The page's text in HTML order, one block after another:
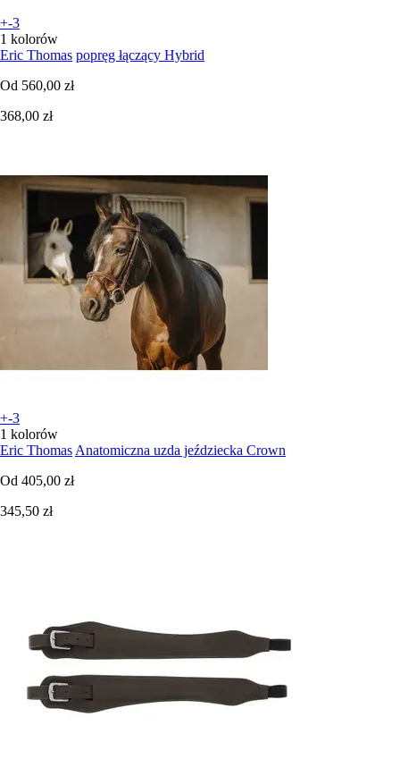
+-3
1 kolorów
Eric Thomas popręg łączący Hybrid
Od 560,00 zł
368,00 zł
+-3
1 kolorów
Eric Thomas Anatomiczna uzda jeździecka Crown
Od 405,00 zł
345,50 zł